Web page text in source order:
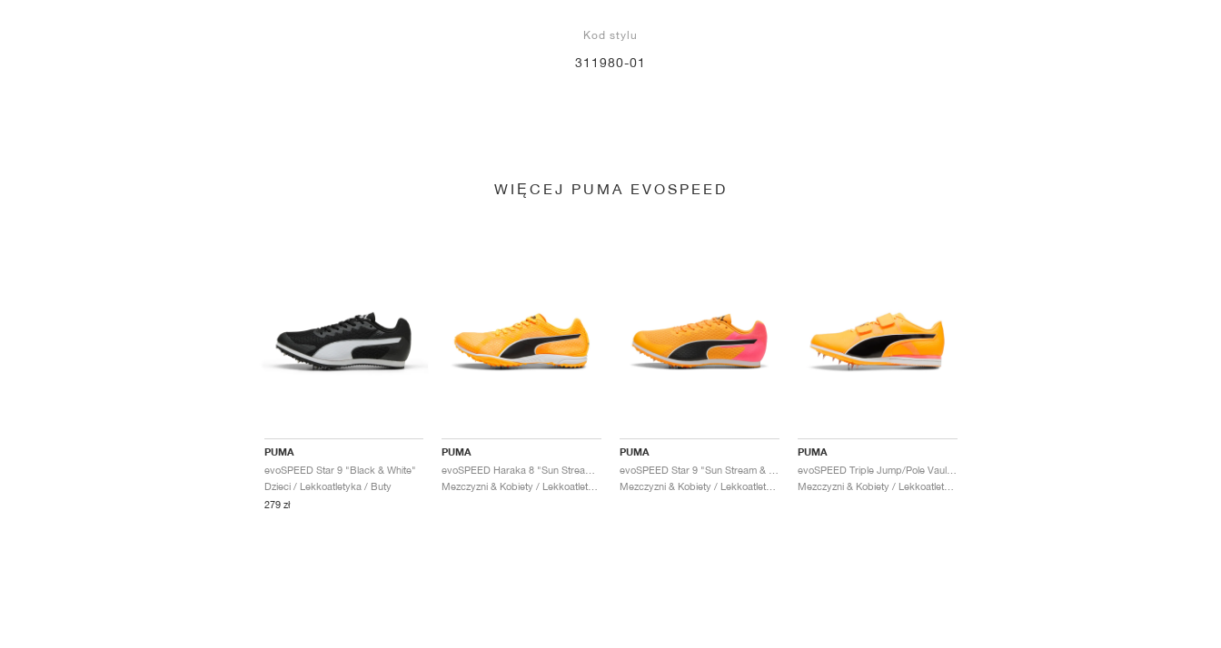
Kod stylu
311980-01
WIĘCEJ PUMA EVOSPEED
PUMA
evoSPEED Star 9 "Black & White"
Dzieci / Lekkoatletyka / Buty
279 zł
PUMA PUMA PUMA
evoSPEED Triple Jump/Pole Vault 12 UW "Sun Stream & Sunset Glow"
Mezczyzni & Kobiety / Lekkoatletyka / Buty